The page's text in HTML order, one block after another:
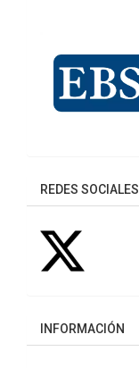
REDES SOCIALES
INFORMACIÓN